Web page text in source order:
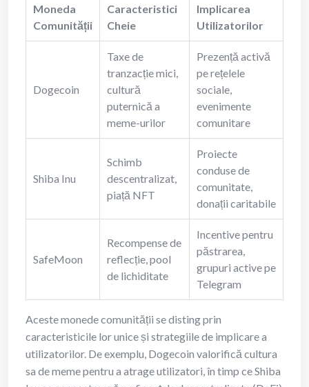
Moneda
Comunității
Caracteristici
Cheie
Implicarea
Utilizatorilor
Dogecoin
Taxe de
tranzacție mici,
cultură
puternică a
meme-urilor
Prezență activă
pe rețelele
sociale,
evenimente
comunitare
Shiba Inu
Schimb
descentralizat,
piață NFT
Proiecte
conduse de
comunitate,
donații caritabile
SafeMoon
Recompense de
reflecție, pool
de lichiditate
Incentive pentru
păstrarea,
grupuri active pe
Telegram
Aceste monede comunității se disting prin
caracteristicile lor unice și strategiile de implicare a
utilizatorilor. De exemplu, Dogecoin valorifică cultura
sa de meme pentru a atrage utilizatori, în timp ce Shiba